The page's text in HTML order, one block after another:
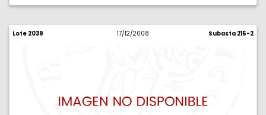
Lote 2039 17/12/2008 Subasta 215-2